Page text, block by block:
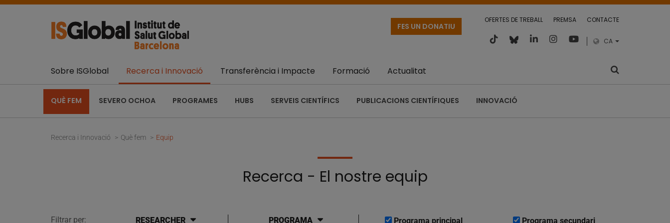
OFERTES DE TREBALL PREMSA CONTACTE
CA
FES UN DONATIU
Sobre ISGlobal Recerca i Innovació
QUÈ FEM SEVERO OCHOA PROGRAMES HUBS SERVEIS CIENTÍFICS PUBLICACIONS CIENTÍFIQUES INNOVACIÓ
Transferència i Impacte Formació Actualitat
Recerca i Innovació Què fem Equip
Recerca - El nostre equip
Filtrar per: RESEARCHER PROGRAMA Programa principal Programa secundari